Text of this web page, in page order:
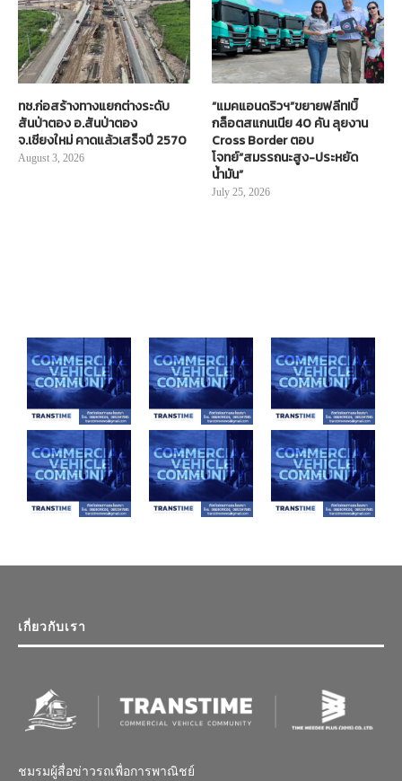
ทช.ก่อสร้างทางแยกต่างระดับ
สันป่าตอง อ.สันป่าตอง
จ.เชียงใหม่ คาดแล้วเสร็จปี 2570
August 3, 2026
“แมคแอนดริวฯ”ขยายฟลีท!บิ๊
กล็อตสแกนเนีย 40 คัน ลุยงาน
Cross Border ตอบ
โจทย์“สมรรถนะสูง-ประหยัด
น้ำมัน”
July 25, 2026
เกี่ยวกับเรา
ชมรมผู้สื่อข่าวรถเพื่อการพาณิชย์